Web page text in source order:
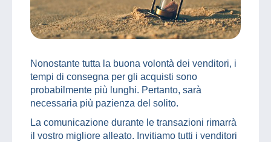
Nonostante tutta la buona volontà dei venditori, i
tempi di consegna per gli acquisti sono
probabilmente più lunghi. Pertanto, sarà
necessaria più pazienza del solito.
La comunicazione durante le transazioni rimarrà
il vostro migliore alleato. Invitiamo tutti i venditori